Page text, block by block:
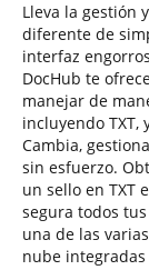
Lleva la gestión
diferente de
interfaz
DocHub te
manejar de
incluyendo
Cambia,
sin esfuerzo.
un sello en TXT
segura todos
una de las
nube